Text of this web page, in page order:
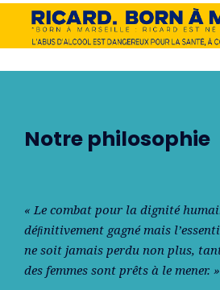
Notre philosophie
« Le combat pour la dignité
déﬁnitivement gagné mais
ne soit jamais perdu non plus,
des femmes sont prêts à le mener. »